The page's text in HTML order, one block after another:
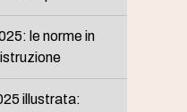
le norme in
illustrata: